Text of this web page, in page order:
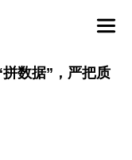
数据”，严把质